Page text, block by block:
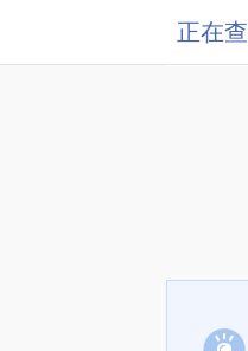
正在